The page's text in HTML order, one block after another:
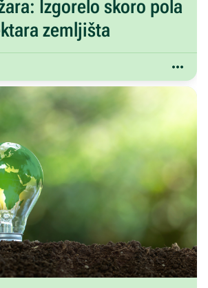
Izgorelo skoro pola
zemljišta